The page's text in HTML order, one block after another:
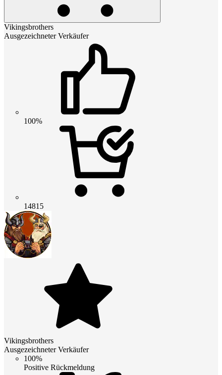
Vikingsbrothers
Ausgezeichneter Verkäufer
100%
14815
Vikingsbrothers
Ausgezeichneter Verkäufer
100%
Positive Rückmeldung